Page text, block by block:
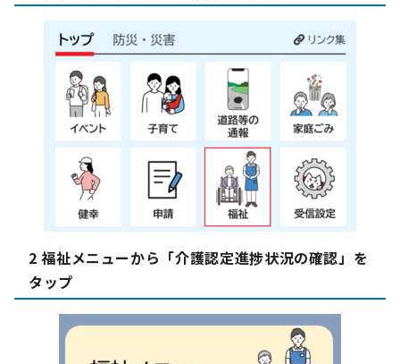
2 福祉メニューから「介護認定進捗状況の確認」を
タップ